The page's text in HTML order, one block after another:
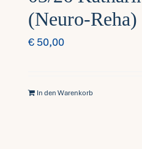
Fragen FAQ
(Neuro-Reha)
€ 50,00
In den Warenkorb